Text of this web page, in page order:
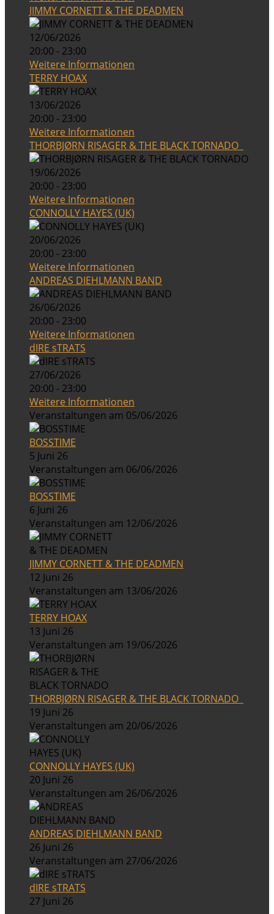
JIMMY CORNETT & THE DEADMEN
12/06/2026
20:00 - 23:00
Weitere Informationen
TERRY HOAX
13/06/2026
20:00 - 23:00
Weitere Informationen
THORBJØRN RISAGER & THE BLACK TORNADO
19/06/2026
20:00 - 23:00
Weitere Informationen
CONNOLLY HAYES (UK)
20/06/2026
20:00 - 23:00
Weitere Informationen
ANDREAS DIEHLMANN BAND
26/06/2026
20:00 - 23:00
Weitere Informationen
dIRE sTRATS
27/06/2026
20:00 - 23:00
Weitere Informationen
Veranstaltungen am 05/06/2026
BOSSTIME
5 Juni 26
Veranstaltungen am 06/06/2026
BOSSTIME
6 Juni 26
Veranstaltungen am 12/06/2026
JIMMY CORNETT & THE DEADMEN
12 Juni 26
Veranstaltungen am 13/06/2026
TERRY HOAX
13 Juni 26
Veranstaltungen am 19/06/2026
THORBJØRN RISAGER & THE BLACK TORNADO
19 Juni 26
Veranstaltungen am 20/06/2026
CONNOLLY HAYES (UK)
20 Juni 26
Veranstaltungen am 26/06/2026
ANDREAS DIEHLMANN BAND
26 Juni 26
Veranstaltungen am 27/06/2026
dIRE sTRATS
27 Juni 26